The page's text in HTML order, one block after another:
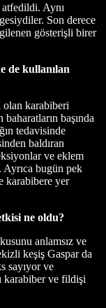
Aynı
Son derece
gösterişli birer
de kullanılan
olan karabiberi
başında
tedavisinde
baldıran
ve eklem
Ayrıca bugün pek
karabibere yer
ne oldu?
anlamsız ve
keşiş Gaspar da
sayıyor ve
karabiber ve fildişi